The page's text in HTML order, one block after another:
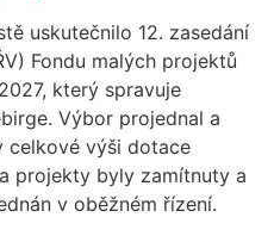
uskutečnilo 12. zasedání
Fondu malých projektů
který spravuje
Výbor projednal a
celkové výši dotace
projekty byly zamítnuty a
v oběžném řízení.